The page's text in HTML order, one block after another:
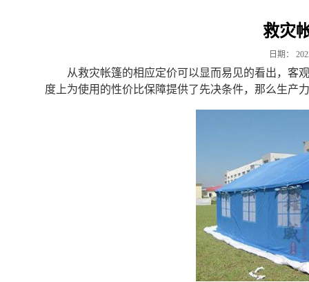
救灾
日期：
从救灾帐篷的相应定价可以显而易见的看出，客
度上为使用的性价比保障提供了先决条件，那么生产